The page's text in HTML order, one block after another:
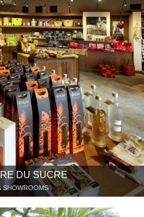
DU SUCRE
SHOWROOMS